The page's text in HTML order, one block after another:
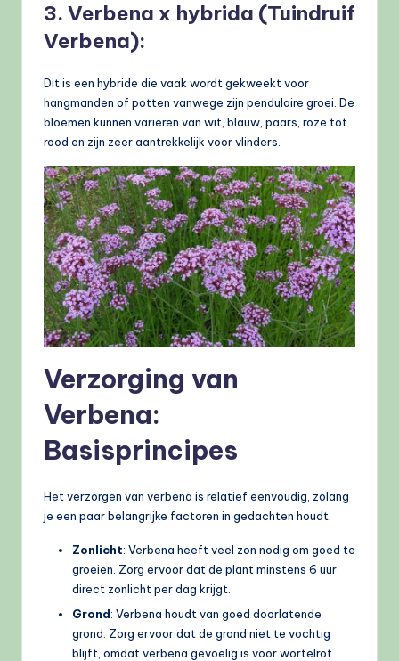
3. Verbena x hybrida (Tuindruif
Verbena):
Dit is een hybride die vaak wordt gekweekt voor
hangmanden of potten vanwege zijn pendulaire groei. De
bloemen kunnen variëren van wit, blauw, paars, roze tot
rood en zijn zeer aantrekkelijk voor vlinders.
Verzorging van
Verbena:
Basisprincipes
Het verzorgen van verbena is relatief eenvoudig, zolang
je een paar belangrijke factoren in gedachten houdt:
Zonlicht: Verbena heeft veel zon nodig om goed te
groeien. Zorg ervoor dat de plant minstens 6 uur
direct zonlicht per dag krijgt.
Grond: Verbena houdt van goed doorlatende
grond. Zorg ervoor dat de grond niet te vochtig
blijft, omdat verbena gevoelig is voor wortelrot.